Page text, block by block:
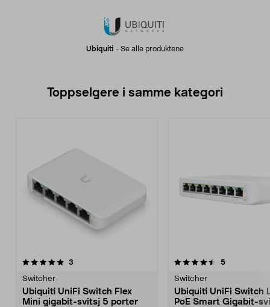
Ubiquiti - Se alle produktene
Toppselgere i samme kategori
3
Switcher
Ubiquiti UniFi Switch Flex
Mini gigabit-svitsj 5 porter
4.5 av 5 stjerner 5anmeldelser
Switcher
Ubiquiti UniFi Switch
PoE Smart Gigabit-
5.0 av 5 stjerner